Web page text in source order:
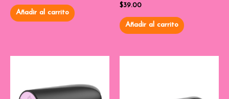
de
5
Añadir al carrito
Valorado
de
5
$39.00
Añadir al carrito